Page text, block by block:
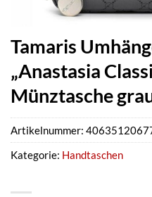
Tamaris
„Anastasia
Münztasche
Artikelnummer:
Kategorie: Handtaschen